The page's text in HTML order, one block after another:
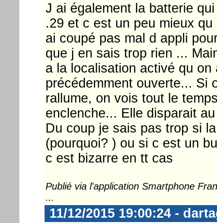
J ai également la batterie
.29 et c est un peu mieux
ai coupé pas mal d appli
que j en sais trop rien ...
a la localisation activé qu
précédemment ouverte... Si
rallume, on vois tout le
enclenche... Elle disparait
Du coup je sais pas trop si
(pourquoi? ) ou si c est un
c est bizarre en tt cas
Publié via l'application Smartphone
...
11/12/2015 19:00:24 -